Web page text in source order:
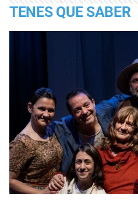
TENES QUE SABER